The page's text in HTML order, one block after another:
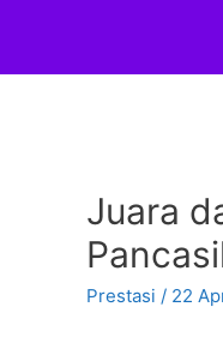
Juara
Prestasi / 22